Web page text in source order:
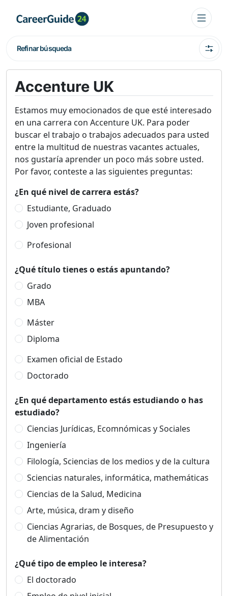
Refinar búsqueda
Accenture UK
Estamos muy emocionados de que esté interesado
en una carrera con Accenture UK. Para poder
buscar el trabajo o trabajos adecuados para usted
entre la multitud de nuestras vacantes actuales,
nos gustaría aprender un poco más sobre usted.
Por favor, conteste a las siguientes preguntas:
¿En qué nivel de carrera estás?
Estudiante, Graduado
Joven profesional
Profesional
¿Qué título tienes o estás apuntando?
Grado
MBA
Máster
Diploma
Examen oficial de Estado
Doctorado
¿En qué departamento estás estudiando o has
estudiado?
Ciencias Jurídicas, Ecomnómicas y Sociales
Ingeniería
Filología, Sciencias de los medios y de la cultura
Sciencias naturales, informática, mathemáticas
Ciencias de la Salud, Medicina
Arte, música, dram y diseño
Ciencias Agrarias, de Bosques, de Presupuesto y
de Alimentación
¿Qué tipo de empleo le interesa?
El doctorado